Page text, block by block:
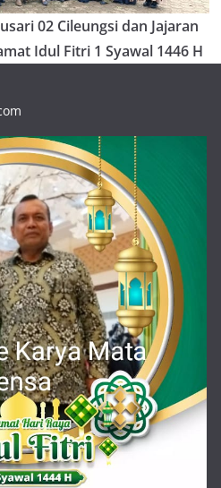
02 Cileungsi dan Jajaran
Idul Fitri 1 Syawal 1446 H